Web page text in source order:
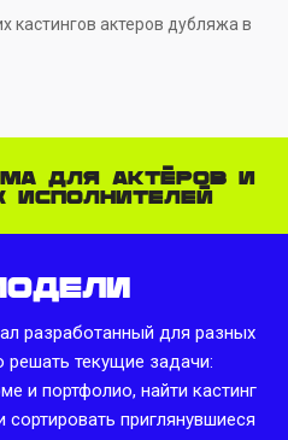
кастингов актеров дубляжа в
для актёров и
исполнителей
разработанный для разных
решать текущие задачи:
и портфолио, найти кастинг
сортировать приглянувшиеся